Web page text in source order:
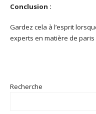
Conclusion :
Gardez cela à l’esprit
experts en matière de
Recherche